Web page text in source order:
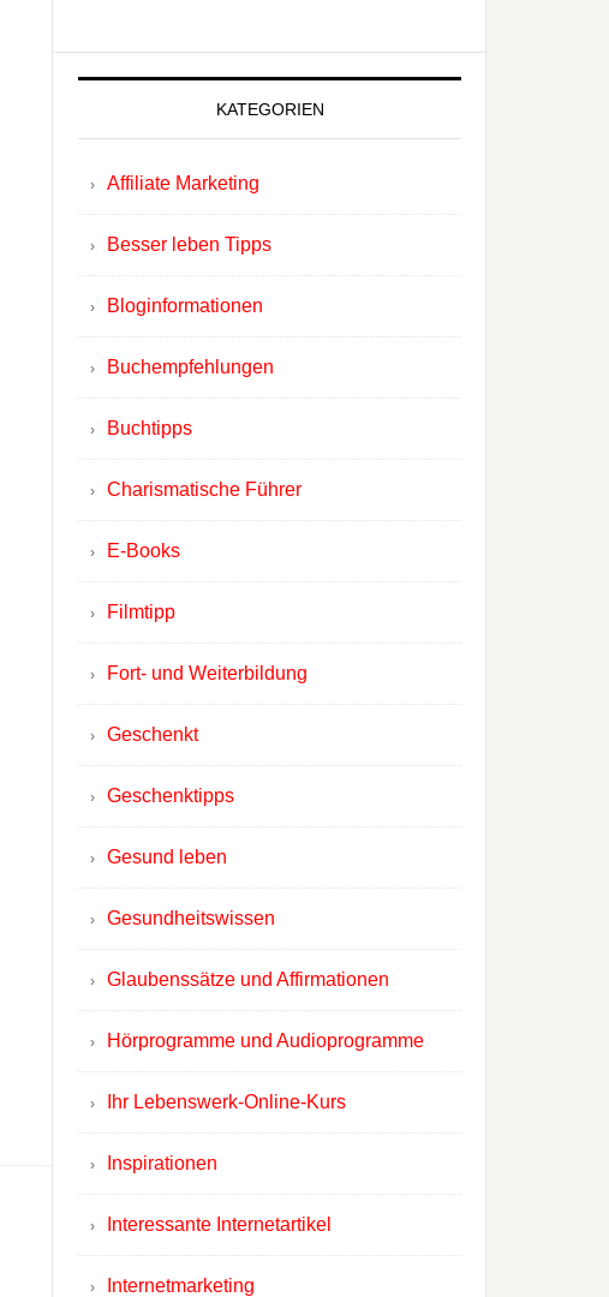
KATEGORIEN
Affiliate Marketing
Besser leben Tipps
Bloginformationen
Buchempfehlungen
Buchtipps
Charismatische Führer
E-Books
Filmtipp
Fort- und Weiterbildung
Geschenkt
Geschenktipps
Gesund leben
Gesundheitswissen
Glaubenssätze und Affirmationen
Hörprogramme und Audioprogramme
Ihr Lebenswerk-Online-Kurs
Inspirationen
Interessante Internetartikel
Internetmarketing